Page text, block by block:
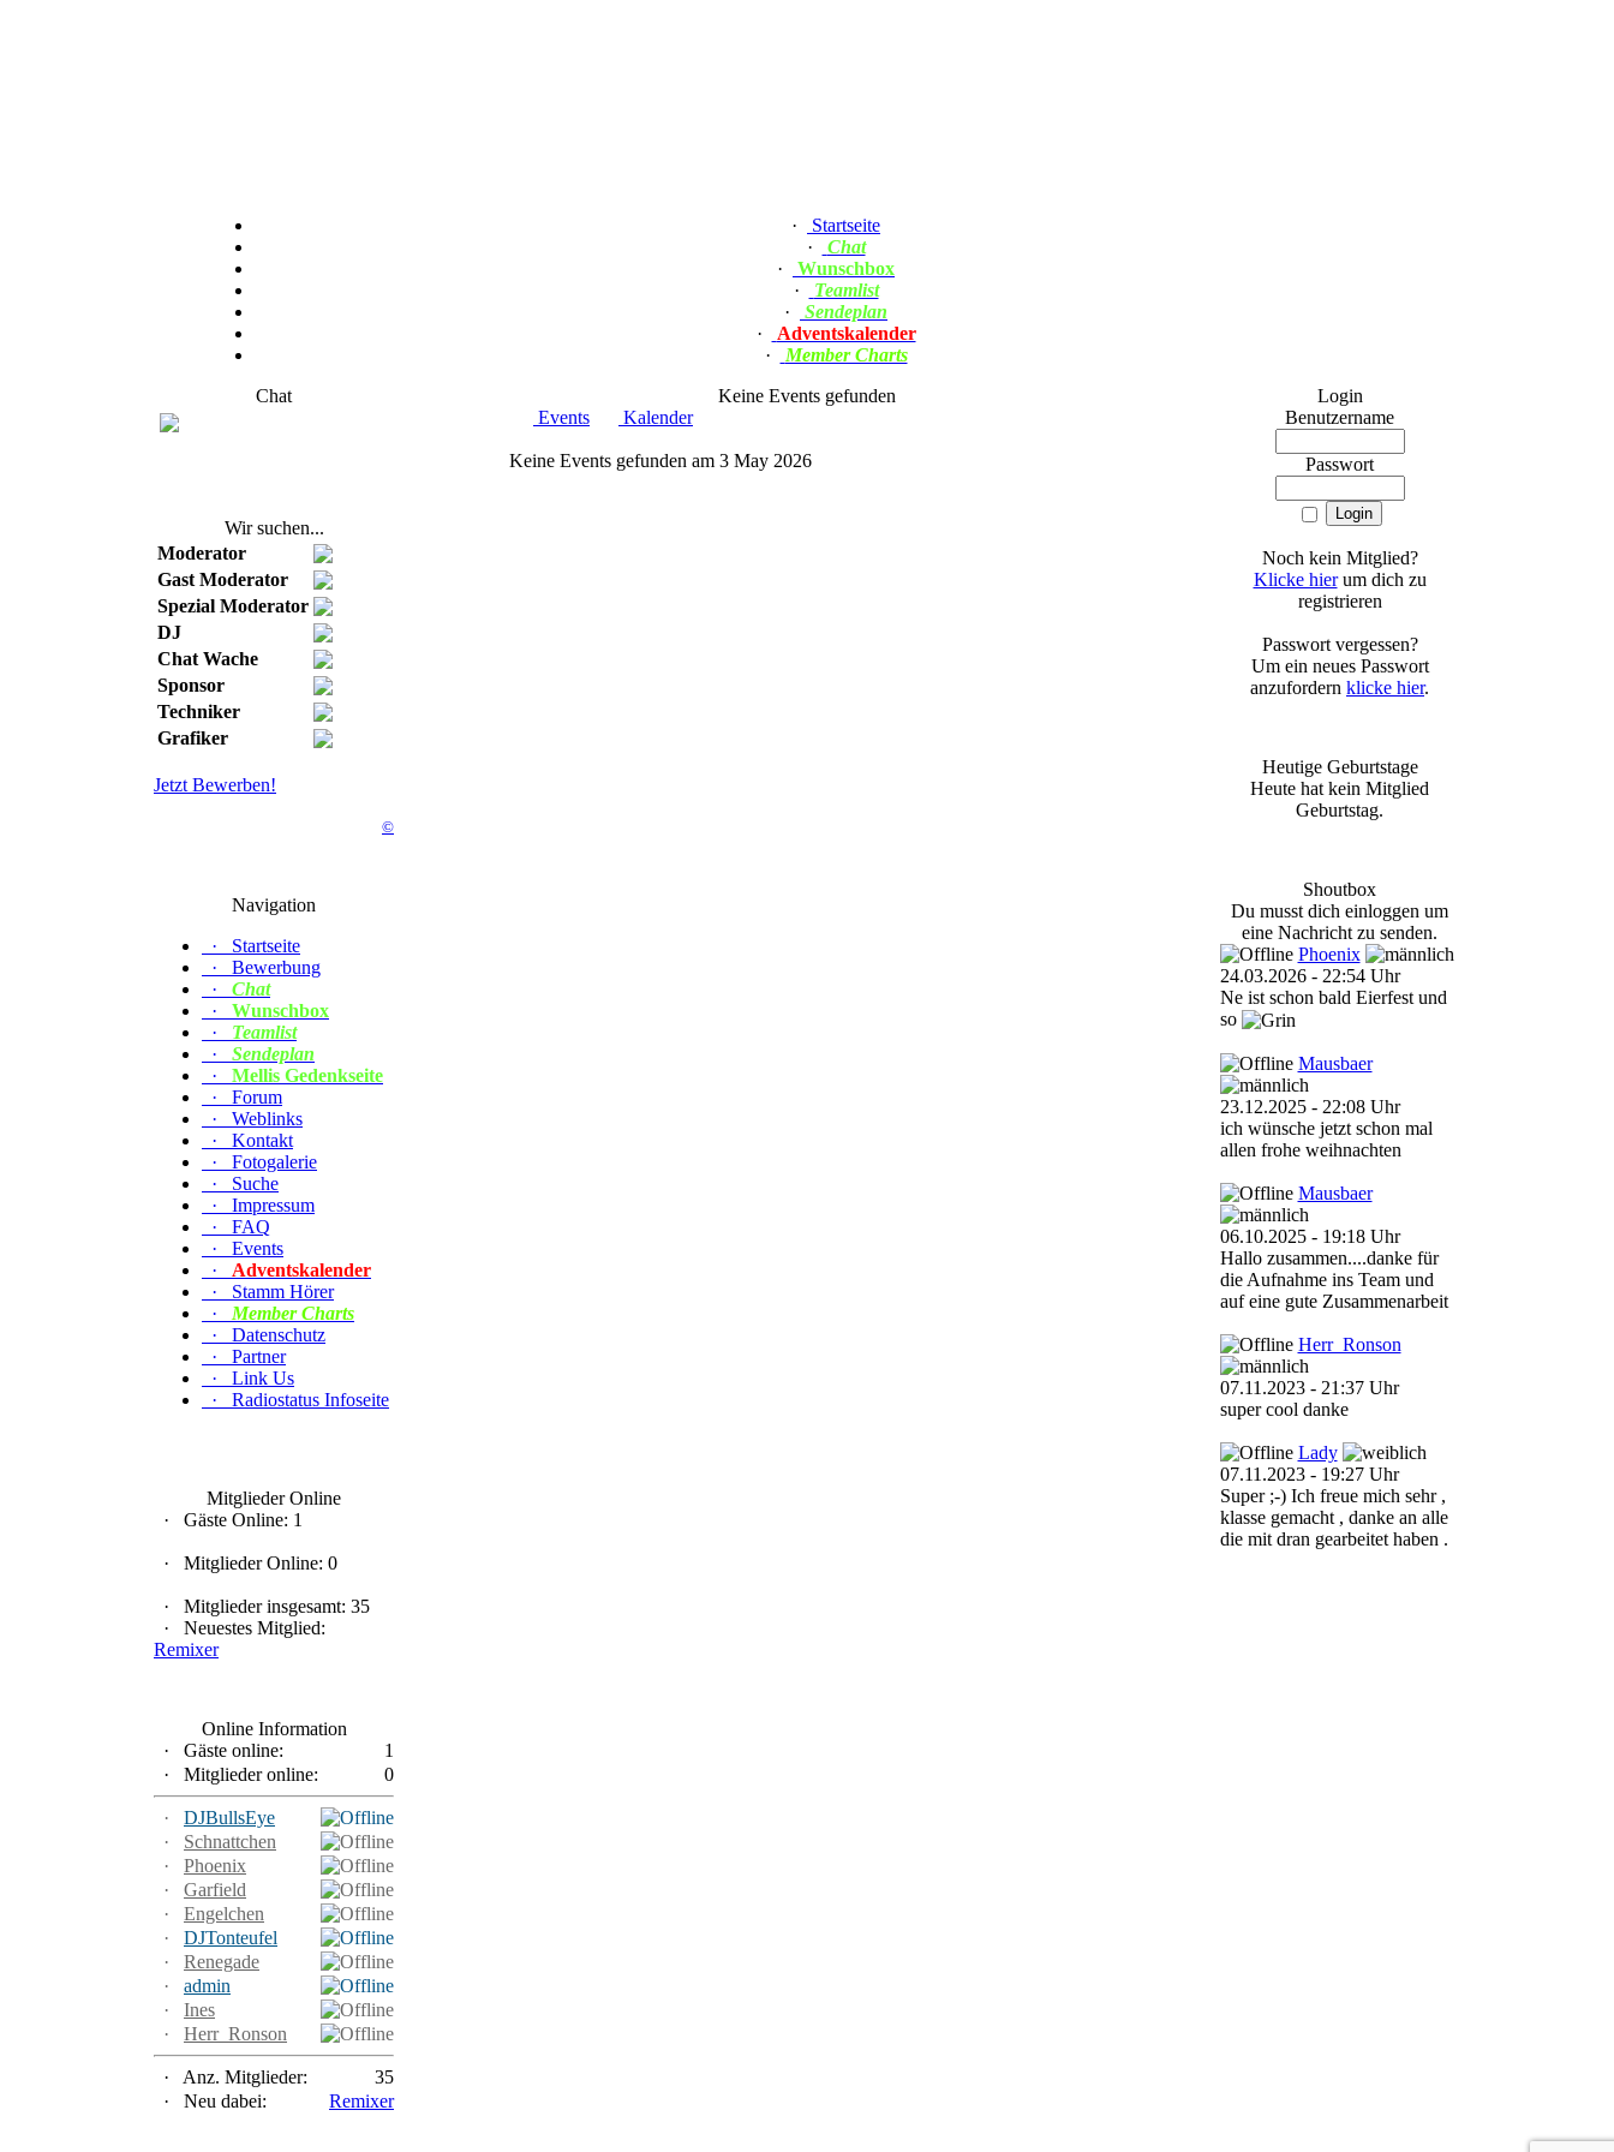
·
Startseite
·
Chat
·
Wunschbox
·
Teamlist
·
Sendeplan
·
Adventskalender
·
Member Charts
Chat
Wir suchen...
Moderator
Gast Moderator
Spezial Moderator
DJ
Chat Wache
Sponsor
Techniker
Grafiker
Jetzt Bewerben!
©
Navigation
·
Startseite
·
Bewerbung
·
Chat
·
Wunschbox
·
Teamlist
·
Sendeplan
·
Mellis Gedenkseite
·
Forum
·
Weblinks
·
Kontakt
·
Fotogalerie
·
Suche
·
Impressum
·
FAQ
·
Events
·
Adventskalender
·
Stamm Hörer
·
Member Charts
·
Datenschutz
·
Partner
·
Link Us
·
Radiostatus Infoseite
Mitglieder Online
·
Gäste Online: 1
· Mitglieder Online: 0
·
Mitglieder insgesamt: 35
·
Neuestes Mitglied:
Remixer
Online Information
·
Gäste online:
1
·
Mitglieder online: 0
·
DJBullsEye
·
Schnattchen
·
Phoenix
·
Garfield
·
Engelchen
·
DJTonteufel
·
Renegade
·
admin
·
Ines
·
Herr_Ronson
· Anz. Mitglieder:
35
·
Neu dabei: Remixer
Keine Events gefunden
Events
Kalender
Keine Events gefunden am 3 May 2026
Login
Benutzername
Passwort
Noch kein Mitglied?
Klicke hierum dich zu
registrieren
Passwort vergessen?
Um ein neues Passwort
anzufordern klicke hier.
Heutige Geburtstage
Heute hat kein Mitglied
Geburtstag.
Shoutbox
Du musst dich einloggen um
eine Nachricht zu senden.
Phoenix
24.03.2026 - 22:54 Uhr
Ne ist schon bald Eierfest und
so
Mausbaer
23.12.2025 - 22:08 Uhr
ich wünsche jetzt schon mal
allen frohe weihnachten
Mausbaer
06.10.2025 - 19:18 Uhr
Hallo zusammen....danke für
die Aufnahme ins Team und
auf eine gute Zusammenarbeit
Herr_Ronson
07.11.2023 - 21:37 Uhr
super cool danke
Lady
07.11.2023 - 19:27 Uhr
Super ;-) Ich freue mich sehr ,
klasse gemacht , danke an alle
die mit dran gearbeitet haben .